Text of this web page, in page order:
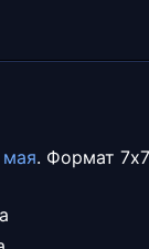
мая. Формат 7х7